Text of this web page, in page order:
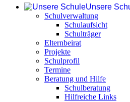
Unsere
Schulverwaltung
Schulaufsicht
Schulträger
Elternbeirat
Projekte
Schulprofil
Termine
Beratung und Hilfe
Schulberatung
Hilfreiche Links